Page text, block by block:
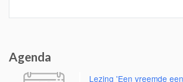
Agenda
Lezing 'Een vreemde